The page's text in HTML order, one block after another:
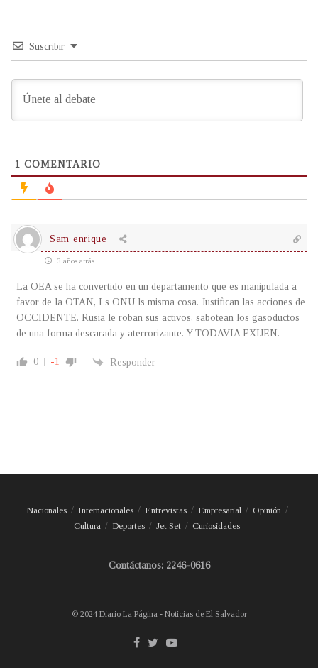
Suscribir
1 COMENTARIO
Sam enrique
3 años atrás
La OEA se ha convertido en un departamento que es manipulada a
favor de la OTAN, Ls ONU ls misma cosa. Justifican las acciones de
OCCIDENTE. Rusia le roban sus activos, sabotean los gasoductos
de una forma descarada y aterrorizante. Y TODAVIA EXIJEN.
0 -1 Responder
Nacionales Internacionales Entrevistas Empresarial
Opinión
Cultura
Deportes Jet Set Curiosidades
Contáctanos: 2246-0616
© 2024 Diario La Página - Noticias de El Salvador